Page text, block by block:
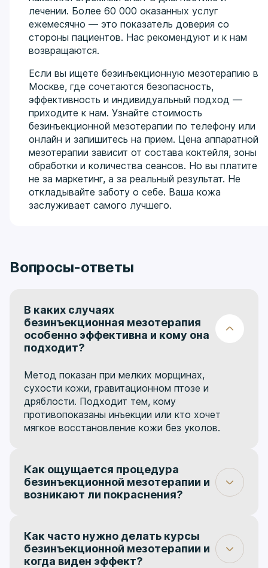
лечении. Более 60 000 оказанных услуг
ежемесячно — это показатель доверия со
стороны пациентов. Нас рекомендуют и к нам
возвращаются.
Если вы ищете безинъекционную мезотерапию в
Москве, где сочетаются безопасность,
эффективность и индивидуальный подход —
приходите к нам. Узнайте стоимость
безинъекционной мезотерапии по телефону или
онлайн и запишитесь на прием. Цена аппаратной
мезотерапии зависит от состава коктейля, зоны
обработки и количества сеансов. Но вы платите
не за маркетинг, а за реальный результат. Не
откладывайте заботу о себе. Ваша кожа
заслуживает самого лучшего.
Вопросы-ответы
В каких случаях
безинъекционная мезотерапия
особенно эффективна и кому она
подходит?
Метод показан при мелких морщинах,
сухости кожи, гравитационном птозе и
дряблости. Подходит тем, кому
противопоказаны инъекции или кто хочет
мягкое восстановление кожи без уколов.
Как ощущается процедура
безинъекционной мезотерапии и
возникают ли покраснения?
Небольшое покраснение возможно, но
обычно проходит в течение часа или меньше.
Как часто нужно делать курсы
безинъекционной мезотерапии и
когда виден эффект?